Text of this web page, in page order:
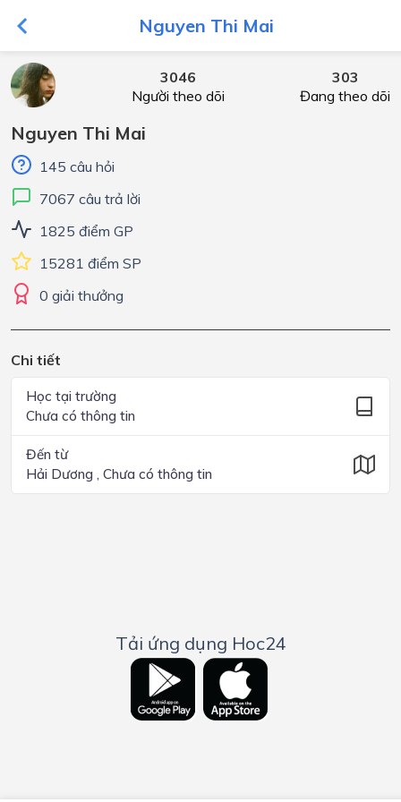
Nguyen Thi Mai
3046
Người theo dõi
303
Đang theo dõi
Nguyen Thi Mai
145 câu hỏi
7067 câu trả lời
1825 điểm GP
15281 điểm SP
0 giải thưởng
Chi tiết
Học tại trường
Chưa có thông tin
Đến từ
Hải Dương , Chưa có thông tin
Tải ứng dụng Hoc24